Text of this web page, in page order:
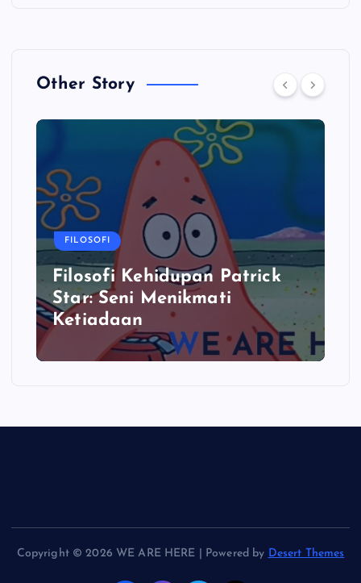
Other Story
FILOSOFI
Filosofi Kehidupan Patrick
Star: Seni Menikmati
Ketiadaan
Copyright © 2026 WE ARE HERE | Powered by Desert Themes